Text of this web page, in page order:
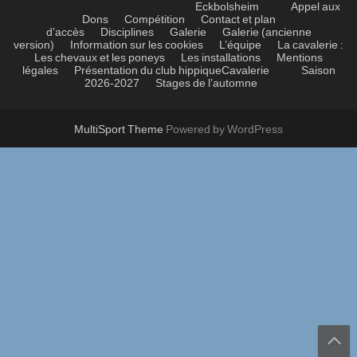
Eckbolsheim
Appel aux
Dons
Compétition
Contact et plan
d’accès
Disciplines Galerie
Galerie (ancienne
version)
Information sur les cookies L’équipe
La cavalerie :
Les chevaux et les poneys
Les installations
Mentions
légales
Présentation du club hippiqueCavalerie
Saison
2026-2027
Stages de l’automne
MultiSport Theme Powered by WordPress